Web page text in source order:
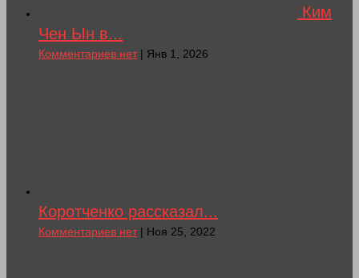
Ким
Чен Ын в...
Комментариев нет| Янв 1, 2026
Коротченко рассказал...
Комментариев нет| Ноя 25, 2022